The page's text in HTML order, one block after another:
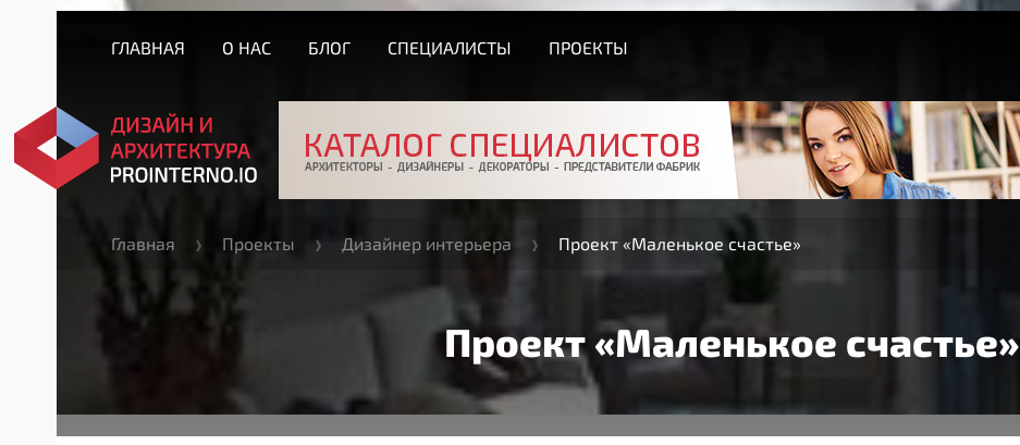
ГЛАВНАЯ О НАС БЛОГ СПЕЦИАЛИСТЫ ПРОЕКТЫ
Главная Проекты Дизайнер интерьера Проект «Маленькое счастье»
Проект «Маленькое счастье»